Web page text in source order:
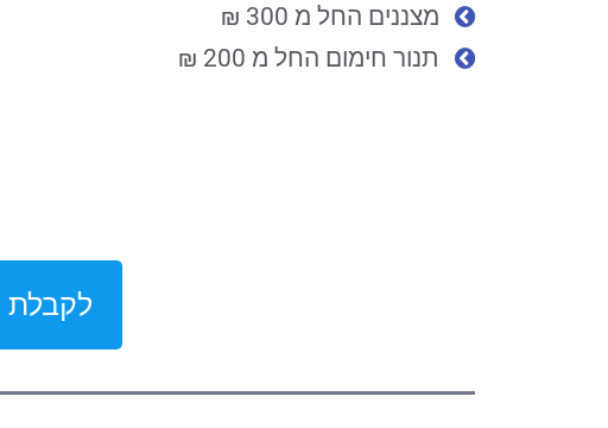
מצננים החל מ 300 ₪
תנור חימום החל מ 200 ₪
לקבלת